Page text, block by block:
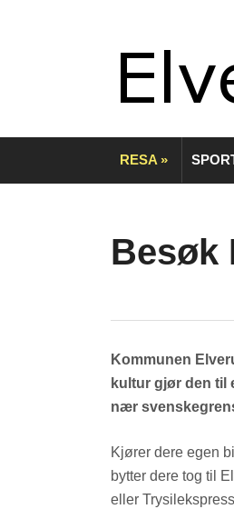
RESA »
Besøk
Kommunen
kultur gjør den til
nær
Kjører dere egen
bytter dere tog til
eller